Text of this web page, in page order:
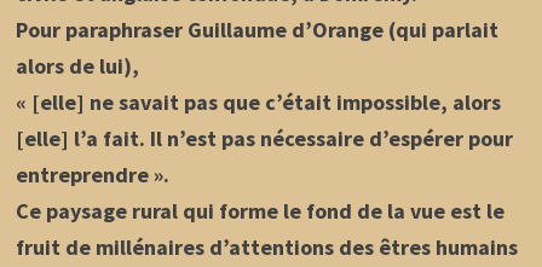
Pour paraphraser Guillaume d’Orange (qui parlait
alors de lui),
« [elle] ne savait pas que c’était impossible, alors
[elle] l’a fait. Il n’est pas nécessaire d’espérer pour
entreprendre ».
Ce paysage rural qui forme le fond de la vue est le
fruit de millénaires d’attentions des êtres humains